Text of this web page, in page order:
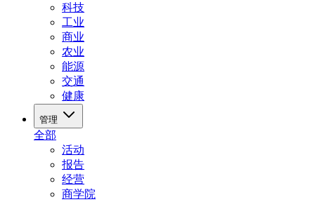
科技
工业
商业
农业
能源
交通
健康
管理
全部
活动
报告
经营
商学院